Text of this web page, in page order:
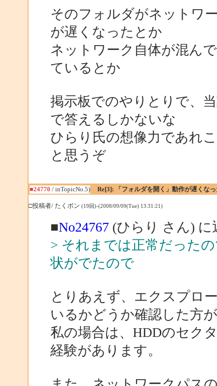
そのフォルダがネットワ
が遅くなったとか
ネットワーク自体が混ん
ているとか
掲示板でのやりとりで、
で答えるしかないな
ひらり氏の想像力であれ
と思うぞ
■24770 / inTopicNo.5) Re[3]: 「フォルダを開く」動作が遅くなっ
□投稿者/ たくボン (19回)-(2008/09/09(Tue) 13:31:21)
■No24767(ひらり さん) に
> それまでは正常だった
状がでたので
とりあえず、エクスプロ
いるかどうか確認した方
私の場合は、HDDのセク
経験があります。